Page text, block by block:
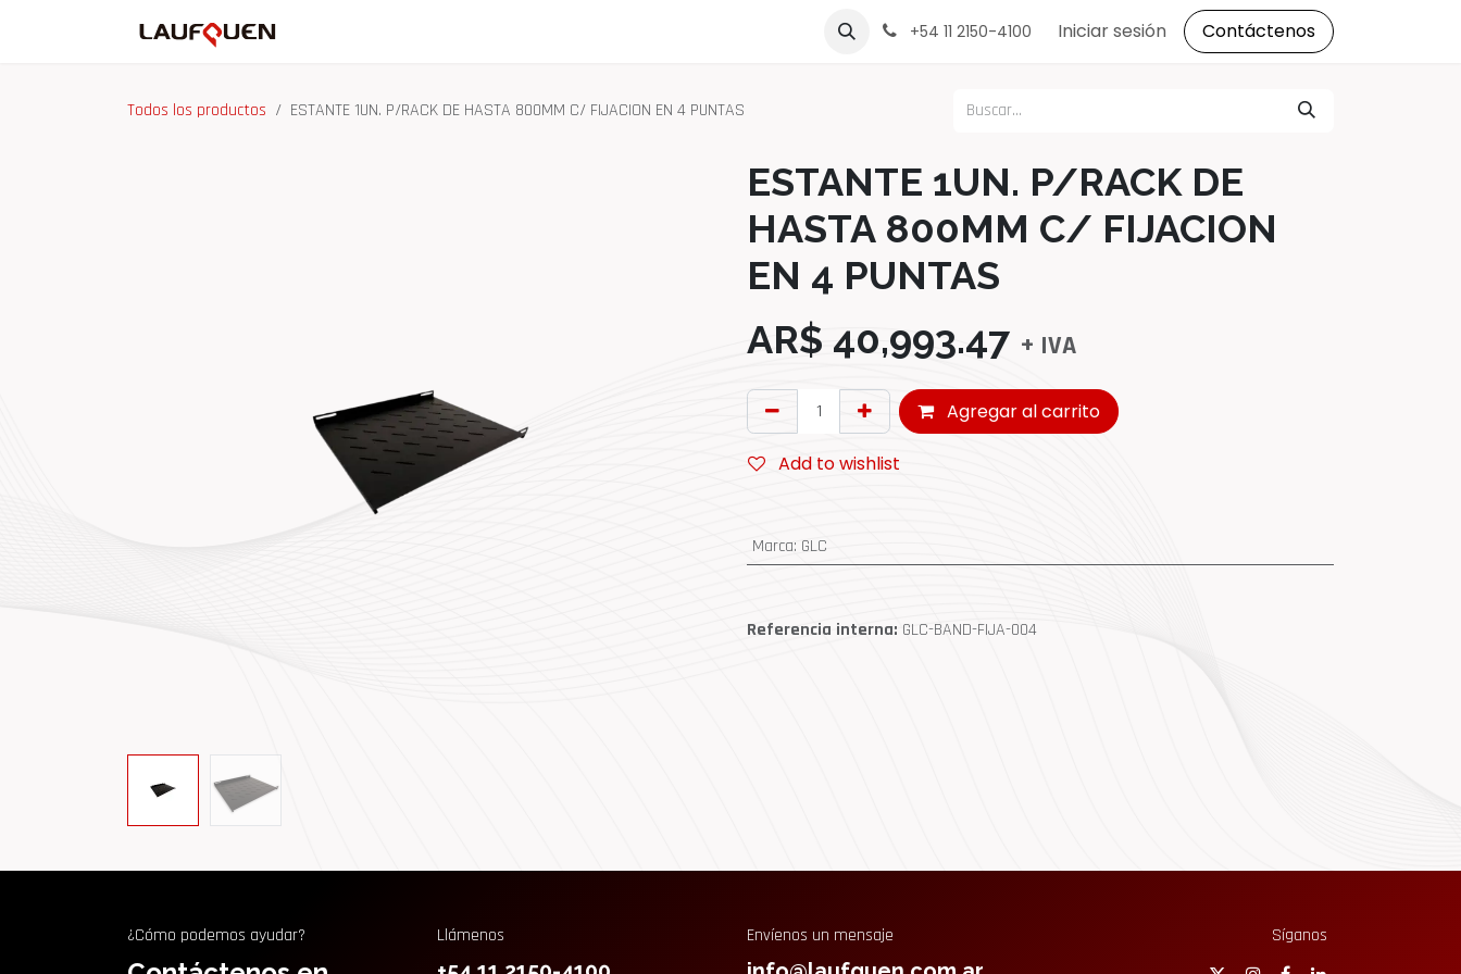
Lista de Precios
+54 11 2150-4100 Iniciar sesión Contáctenos
Todos los productos ESTANTE 1UN. P/RACK DE HASTA 800MM C/ FIJACION EN 4 PUNTAS
ESTANTE 1UN. P/RACK DE
HASTA 800MM C/ FIJACION
EN 4 PUNTAS
AR$ 40,993.47 + IVA
Agregar al carrito
Add to wishlist
Marca: GLC
Referencia interna: GLC-BAND-FIJA-004
¿Cómo podemos ayudar? Llámenos Envíenos un mensaje Síganos